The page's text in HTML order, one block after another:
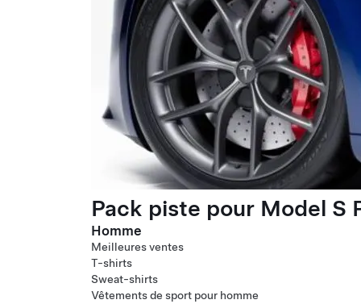
Pack piste pour Model S
Homme
Meilleures ventes
T-shirts
Sweat-shirts
Vêtements de sport pour homme